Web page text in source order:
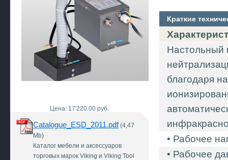
Цена: 17'220.00 руб.
Catalogue_ESD_2011.pdf(4,47
Mb)
Каталог мебели и аксессуаров
торговых марок Viking и Viking Tool
Краткие
Настольный
благодаря
• Рабочее
• Рабочее